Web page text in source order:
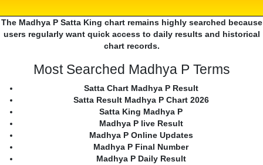
The Madhya P Satta King chart remains highly searched because
users regularly want quick access to daily results and historical
chart records.
Most Searched Madhya P Terms
Satta Chart Madhya P Result
Satta Result Madhya P Chart 2026
Satta King Madhya P
Madhya P live Result
Madhya P Online Updates
Madhya P Final Number
Madhya P Daily Result